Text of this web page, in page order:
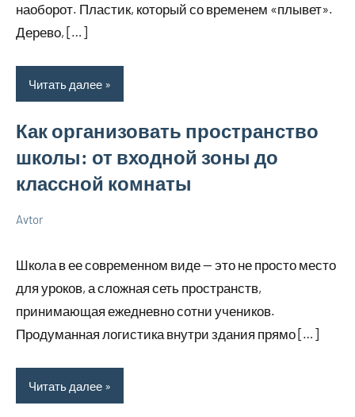
наоборот. Пластик, который со временем «плывет».
Дерево, […]
Читать далее
Как организовать пространство
школы: от входной зоны до
классной комнаты
ремонте
2026
Avtor
Школа в ее современном виде — это не просто место
для уроков, а сложная сеть пространств,
принимающая ежедневно сотни учеников.
Продуманная логистика внутри здания прямо […]
Читать далее